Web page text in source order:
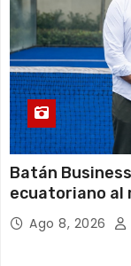
Batán
ecuatoriano al
jugadores de
Ago 8, 2026